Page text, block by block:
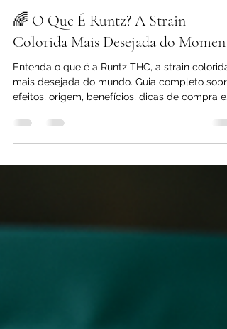
figueiredobittenco
28 de abr. de 2025
7 min de leitura
🌈 O Que É Runtz? A Strain
Colorida Mais Desejada do
Entenda o que é a Runtz THC, a strain colorida
efeitos, origem, benefícios, dicas de compra e
experiência premium.